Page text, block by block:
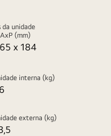
da unidade
(mm)
x 184
interna (kg)
externa (kg)